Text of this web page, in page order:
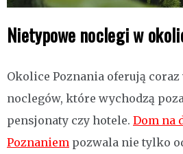
Nietypowe noclegi w
Okolice Poznania oferują
noclegów, które wychodzą
pensjonaty czy hotele. Dom na
Poznaniem pozwala nie tylko